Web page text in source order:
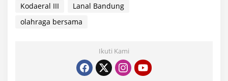
Kodaeral III
Lanal Bandung
olahraga bersama
Ikuti Kami